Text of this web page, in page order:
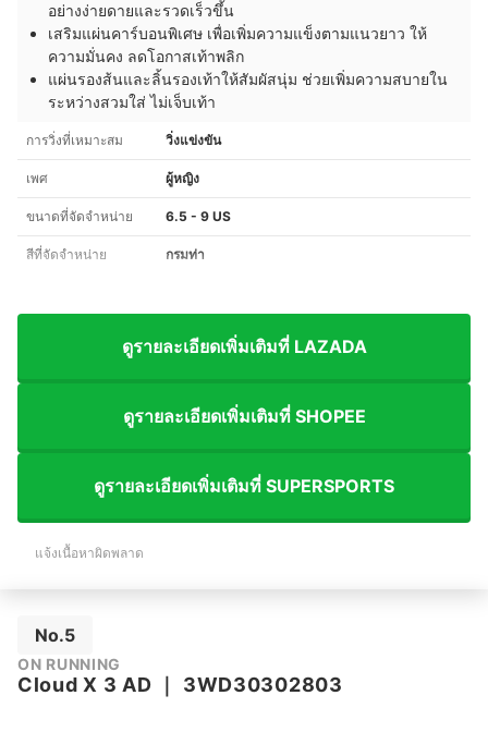
อย่างง่ายดายและรวดเร็วขึ้น
เสริมแผ่นคาร์บอนพิเศษ เพื่อเพิ่มความแข็งตามแนวยาว ให้
ความมั่นคง ลดโอกาสเท้าพลิก
แผ่นรองส้นและลิ้นรองเท้าให้สัมผัสนุ่ม ช่วยเพิ่มความสบายใน
ระหว่างสวมใส่ ไม่เจ็บเท้า
การวิ่งที่เหมาะสม วิ่งแข่งขัน
เพศ ผู้หญิง
ขนาดที่จัดจำหน่าย 6.5 - 9 US
สีที่จัดจำหน่าย กรมท่า
ดูรายละเอียดเพิ่มเติมที่ LAZADA
ดูรายละเอียดเพิ่มเติมที่ SHOPEE
ดูรายละเอียดเพิ่มเติมที่ SUPERSPORTS
แจ้งเนื้อหาผิดพลาด
No.5
ON RUNNING
Cloud X 3 AD 3WD30302803